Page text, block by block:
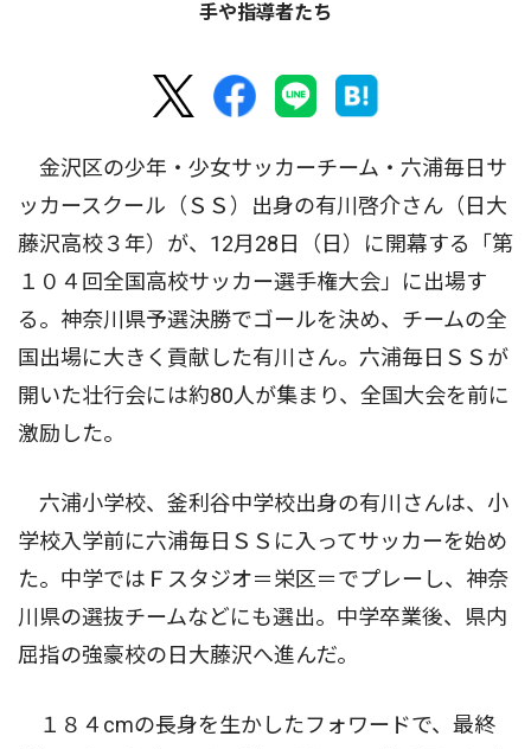
手や指導者たち
金沢区の少年・少女サッカーチーム・六浦毎日サ
ッカースクール（ＳＳ）出身の有川啓介さん（日大
藤沢高校３年）が、12月28日（日）に開幕する「第
１０４回全国高校サッカー選手権大会」に出場す
る。神奈川県予選決勝でゴールを決め、チームの全
国出場に大きく貢献した有川さん。六浦毎日ＳＳが
開いた壮行会には約80人が集まり、全国大会を前に
激励した。
六浦小学校、釜利谷中学校出身の有川さんは、小
学校入学前に六浦毎日ＳＳに入ってサッカーを始め
た。中学ではＦスタジオ＝栄区＝でプレーし、神奈
川県の選抜チームなどにも選出。中学卒業後、県内
屈指の強豪校の日大藤沢へ進んだ。
１８４cmの長身を生かしたフォワードで、最終